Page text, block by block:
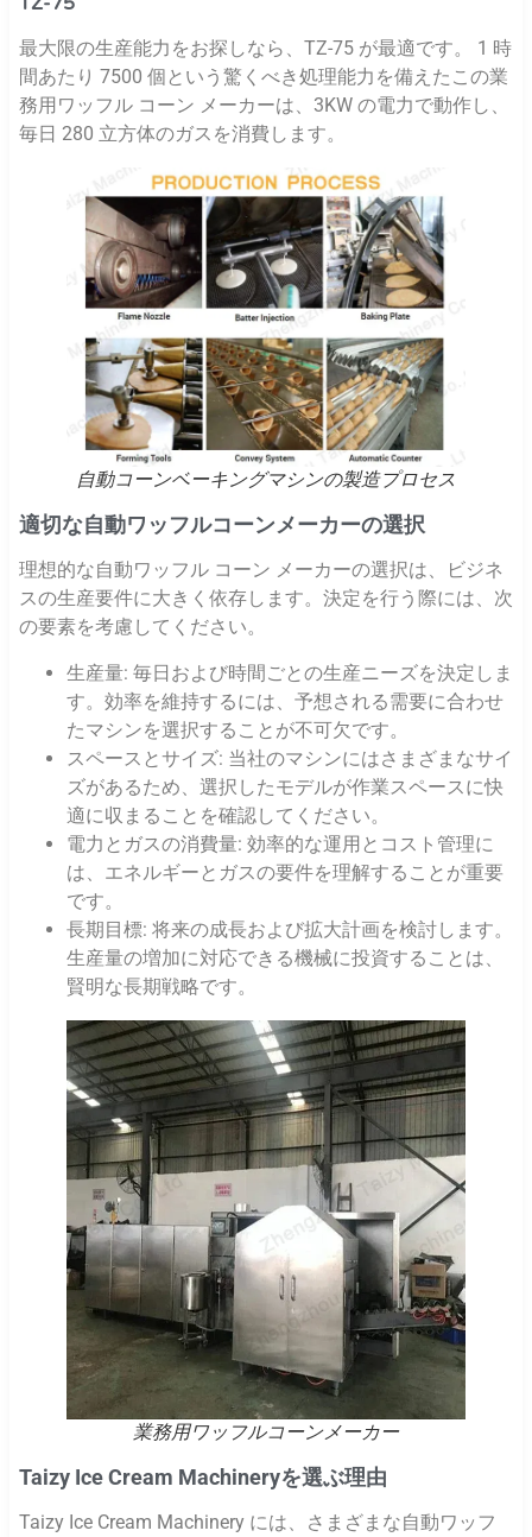
最大限の生産能力をお探しなら、TZ-75 が最適です。 1 時
間あたり 7500 個という驚くべき処理能力を備えたこの業
務用ワッフル コーン メーカーは、3KW の電力で動作し、
毎日 280 立方体のガスを消費します。
自動コーンベーキングマシンの製造プロセス
適切な自動ワッフルコーンメーカーの選択
理想的な自動ワッフル コーン メーカーの選択は、ビジネ
スの生産要件に大きく依存します。決定を行う際には、次
の要素を考慮してください。
生産量: 毎日および時間ごとの生産ニーズを決定しま
す。効率を維持するには、予想される需要に合わせ
たマシンを選択することが不可欠です。
スペースとサイズ: 当社のマシンにはさまざまなサイ
ズがあるため、選択したモデルが作業スペースに快
適に収まることを確認してください。
電力とガスの消費量: 効率的な運用とコスト管理に
は、エネルギーとガスの要件を理解することが重要
です。
長期目標: 将来の成長および拡大計画を検討します。
生産量の増加に対応できる機械に投資することは、
賢明な長期戦略です。
業務用ワッフルコーンメーカー
Taizy Ice Cream Machineryを選ぶ理由
Taizy Ice Cream Machinery には、さまざまな自動ワッフ